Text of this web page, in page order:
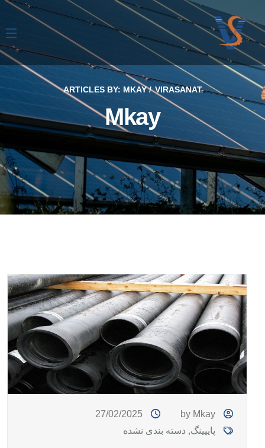
VIRASANAT
ARTICLES BY: MKAY
Mkay
by Mkay
27/02/2025
پایپینگ, دسته بندی نشده